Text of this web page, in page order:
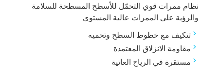
نظام ممرات قوي التحمّل للأسطح المسطحة للسلامة
والرؤية على الممرات عالية المستوى
تتكيف مع خطوط السطح وتحميه
مقاومة الانزلاق المعتمدة
مستقرة في الرياح العاتية